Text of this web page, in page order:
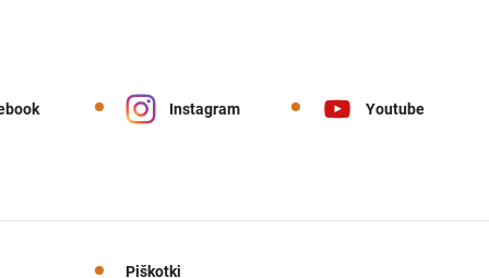
Instagram Youtube
Piškotki